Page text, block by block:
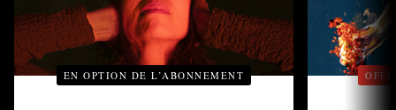
EN OPTION DE L’ABONNEMENT